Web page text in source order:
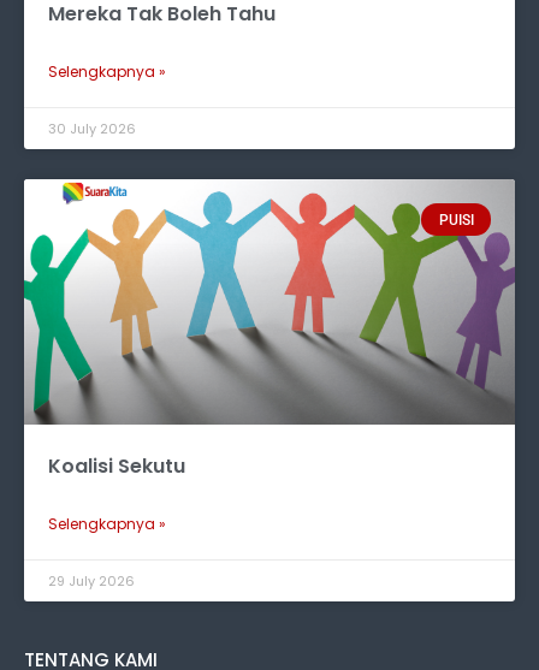
Mereka Tak Boleh Tahu
Selengkapnya »
30 July 2026
PUISI
Koalisi Sekutu
Selengkapnya »
29 July 2026
TENTANG KAMI